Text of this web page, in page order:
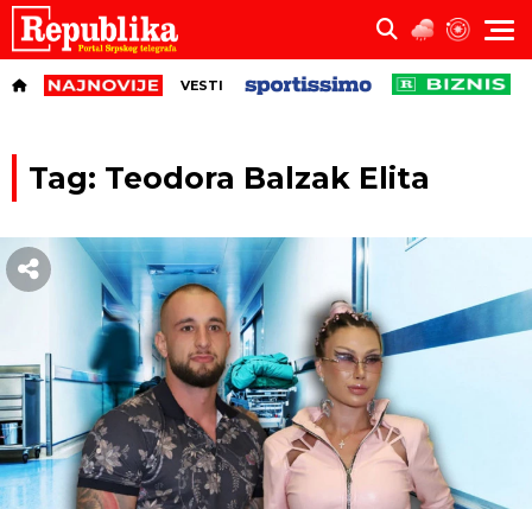
VESTI
Tag: Teodora Balzak Elita